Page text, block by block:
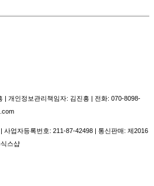
| 개인정보관리책임자: 김진흥 | 전화: 070-8098-
사업자등록번호: 211-87-42498 | 통신판매: 제2016
스샵